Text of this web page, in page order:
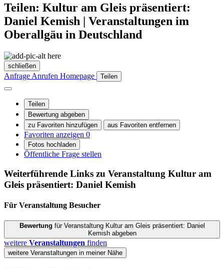
Teilen: Kultur am Gleis präsentiert:
Daniel Kemish | Veranstaltungen im
Oberallgäu in Deutschland
schließen
Anfrage Anrufen Homepage Teilen
Teilen
Bewertung abgeben
zu Favoriten hinzufügen
aus Favoriten entfernen
Favoriten anzeigen 0
Fotos hochladen
Öffentliche Frage stellen
Weiterführende Links zu Veranstaltung Kultur am
Gleis präsentiert: Daniel Kemish
Für Veranstaltung Besucher
Bewertung für Veranstaltung Kultur am Gleis präsentiert: Daniel
Kemish abgeben
weitere Veranstaltungen finden
weitere Veranstaltungen in meiner Nähe